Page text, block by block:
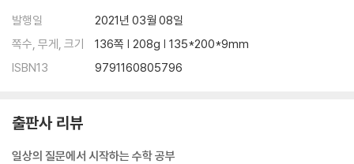
발행일
2021년 03월 08일
쪽수, 무게, 크기
136쪽 | 208g | 135*200*9mm
ISBN13
9791160805796
출판사 리뷰
일상의 질문에서 시작하는 수학 공부